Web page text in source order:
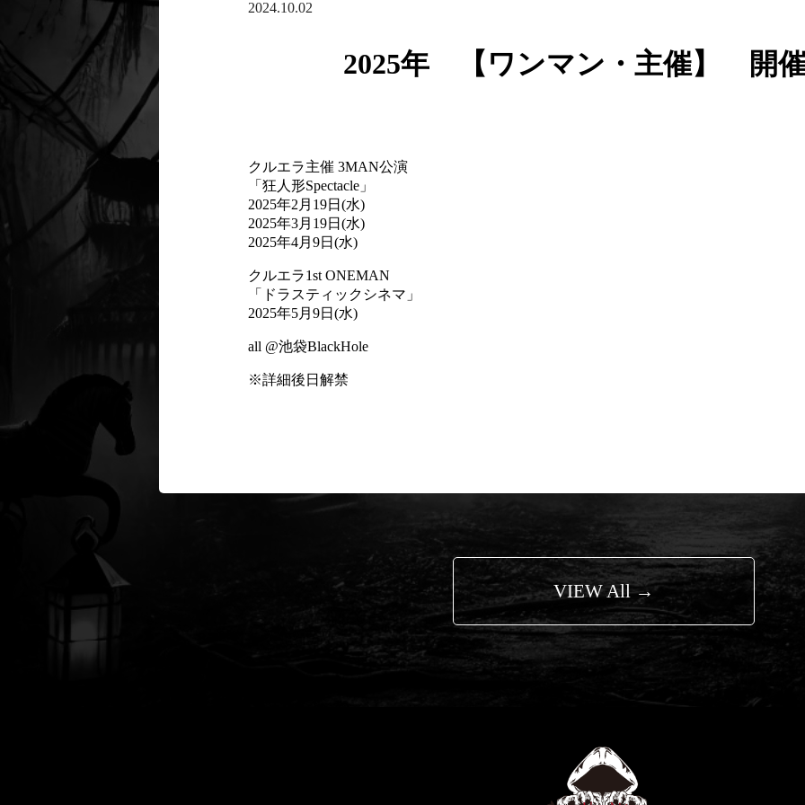
2024.10.02
2025年 【ワンマン・主催】 開
クルエラ主催 3MAN公演
「狂人形Spectacle」
2025年2月19日(水)
2025年3月19日(水)
2025年4月9日(水)
クルエラ1st ONEMAN
「ドラスティックシネマ」
2025年5月9日(水)
all @池袋BlackHole
※詳細後日解禁
VIEW All →